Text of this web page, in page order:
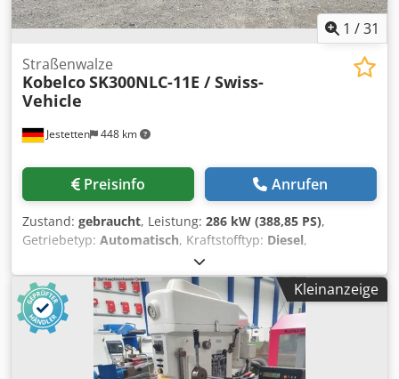
1 /31
Jestetten 448 km
Straßenwalze
KobelcoSK300NLC-11E / Swiss-
Vehicle
Preisinfo Anrufen
Zustand: gebraucht, Leistung: 286 kW (388,85 PS),
Getriebetyp: Automatisch, Kraftstofftyp: Diesel,
, Erstzulassung:
nächste Prüfung (TÜV):07/2026, Gesamtlänge:10.710 mm,
Gesamtbreite:25.500 mm, Gesamthöhe: 32.000 mm,
Ausstattung:Klimaanlage
Kleinanzeige